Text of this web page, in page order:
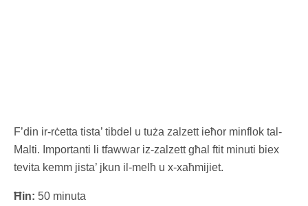
F’din ir-rċetta tista’ tibdel u tuża zalzett ieħor minflok tal-
Malti. Importanti li tfawwar iz-zalzett għal ftit minuti biex
tevita kemm jista’ jkun il-melħ u x-xaħmijiet.
Ħin: 50 minuta